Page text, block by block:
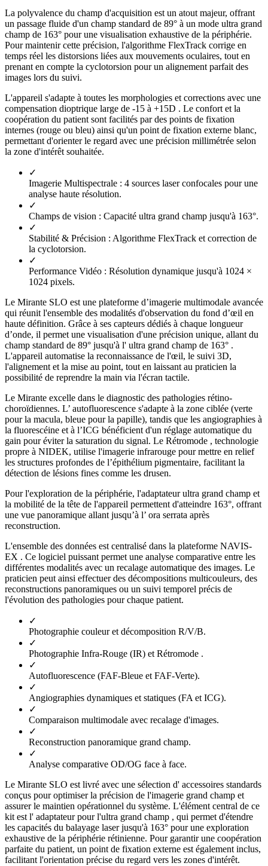
La polyvalence du champ d'acquisition est un atout majeur, offrant
un passage fluide d'un champ standard de 89° à un mode ultra grand
champ de 163° pour une visualisation exhaustive de la périphérie.
Pour maintenir cette précision, l'algorithme FlexTrack corrige en
temps réel les distorsions liées aux mouvements oculaires, tout en
prenant en compte la cyclotorsion pour un alignement parfait des
images lors du suivi.
L'appareil s'adapte à toutes les morphologies et corrections avec une
compensation dioptrique large de -15 à +15D . Le confort et la
coopération du patient sont facilités par des points de fixation
internes (rouge ou bleu) ainsi qu'un point de fixation externe blanc,
permettant d'orienter le regard avec une précision millimétrée selon
la zone d'intérêt souhaitée.
✓
Imagerie Multispectrale : 4 sources laser confocales pour une
analyse haute résolution.
✓
Champs de vision : Capacité ultra grand champ jusqu'à 163°.
✓
Stabilité & Précision : Algorithme FlexTrack et correction de
la cyclotorsion.
✓
Performance Vidéo : Résolution dynamique jusqu'à 1024 ×
1024 pixels.
Le Mirante SLO est une plateforme d’imagerie multimodale avancée
qui réunit l'ensemble des modalités d'observation du fond d’œil en
haute définition. Grâce à ses capteurs dédiés à chaque longueur
d’onde, il permet une visualisation d'une précision unique, allant du
champ standard de 89° jusqu'à l' ultra grand champ de 163° .
L'appareil automatise la reconnaissance de l'œil, le suivi 3D,
l'alignement et la mise au point, tout en laissant au praticien la
possibilité de reprendre la main via l'écran tactile.
Le Mirante excelle dans le diagnostic des pathologies rétino-
choroïdiennes. L’ autofluorescence s'adapte à la zone ciblée (verte
pour la macula, bleue pour la papille), tandis que les angiographies à
la fluorescéine et à l’ICG bénéficient d'un réglage automatique du
gain pour éviter la saturation du signal. Le Rétromode , technologie
propre à NIDEK, utilise l'imagerie infrarouge pour mettre en relief
les structures profondes de l’épithélium pigmentaire, facilitant la
détection de lésions fines comme les drusen.
Pour l'exploration de la périphérie, l'adaptateur ultra grand champ et
la mobilité de la tête de l'appareil permettent d'atteindre 163°, offrant
une vue panoramique allant jusqu’à l’ ora serrata après
reconstruction.
L'ensemble des données est centralisé dans la plateforme NAVIS-
EX . Ce logiciel puissant permet une analyse comparative entre les
différentes modalités avec un recalage automatique des images. Le
praticien peut ainsi effectuer des décompositions multicouleurs, des
reconstructions panoramiques ou un suivi temporel précis de
l'évolution des pathologies pour chaque patient.
✓
Photographie couleur et décomposition R/V/B.
✓
Photographie Infra-Rouge (IR) et Rétromode .
✓
Autofluorescence (FAF-Bleue et FAF-Verte).
✓
Angiographies dynamiques et statiques (FA et ICG).
✓
Comparaison multimodale avec recalage d'images.
✓
Reconstruction panoramique grand champ.
✓
Analyse comparative OD/OG face à face.
Le Mirante SLO est livré avec une sélection d' accessoires standards
conçus pour optimiser la précision de l'imagerie grand champ et
assurer le maintien opérationnel du système. L'élément central de ce
kit est l' adaptateur pour l'ultra grand champ , qui permet d'étendre
les capacités du balayage laser jusqu'à 163° pour une exploration
exhaustive de la périphérie rétinienne. Pour garantir une coopération
parfaite du patient, un point de fixation externe est également inclus,
facilitant l'orientation précise du regard vers les zones d'intérêt.